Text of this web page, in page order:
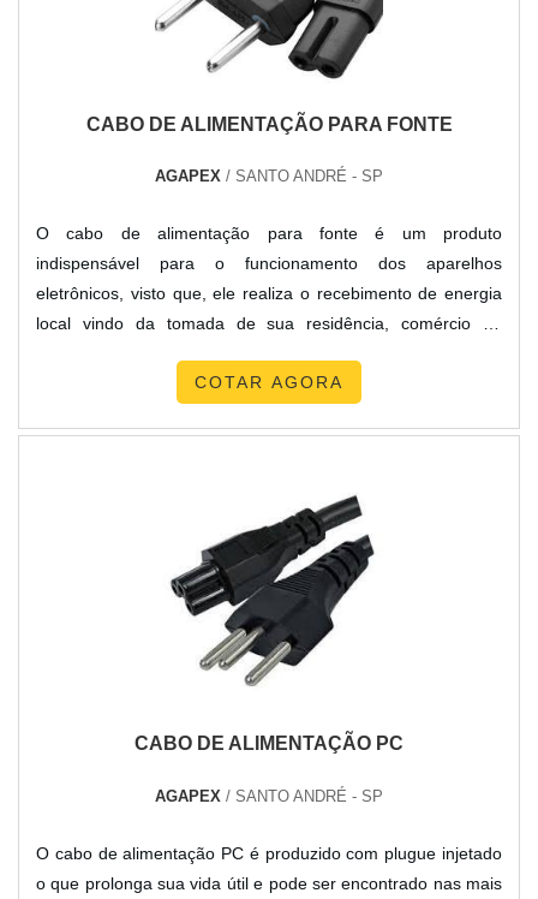
CABO DE ALIMENTAÇÃO PARA FONTE
AGAPEX / SANTO ANDRÉ - SP
O cabo de alimentação para fonte é um produto
indispensável para o funcionamento dos aparelhos
eletrônicos, visto que, ele realiza o recebimento de energia
local vindo da tomada de sua residência, comércio ou
perfeito estado e apresentar um alto nível de qualidade.
COTAR AGORA
CABO DE ALIMENTAÇÃO PC
AGAPEX / SANTO ANDRÉ - SP
O cabo de alimentação PC é produzido com plugue injetado
o que prolonga sua vida útil e pode ser encontrado nas mais